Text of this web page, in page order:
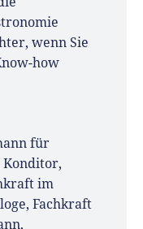
wenn Sie
how
für
Konditor,
im
Fachkraft